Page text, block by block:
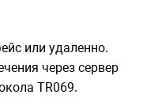
или удаленно.
через сервер
TR069.